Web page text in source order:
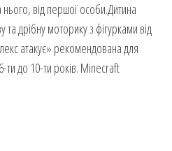
від першої особи.Дитина
дрібну моторику з фігурками від
атакує» рекомендована для
ти до 10-ти років. Minecraft